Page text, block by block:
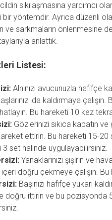
sıkılaşmasına yardımcı
yöntemdir. Ayrıca düzenli
ve sarkmaların önlenmesine
anlattık.
Listesi:
Alnınızı avucunuzla hafifçe
da kaldırmaya
Bu hareketi 10 kez
Gözlerinizi sıkıca kapatın ve
ettirin. Bu hareketi 15-
3 set halinde uygulayabilirsiniz.
Yanaklarınızı şişirin ve
içeri doğru çekmeye çalışın.
Başınızı hafifçe yukarı
doğru ittirin ve bu pozisyonda